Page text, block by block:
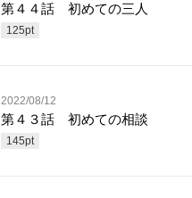
第４４話 初めての三人
125pt
2022/08/12
第４３話 初めての相談
145pt